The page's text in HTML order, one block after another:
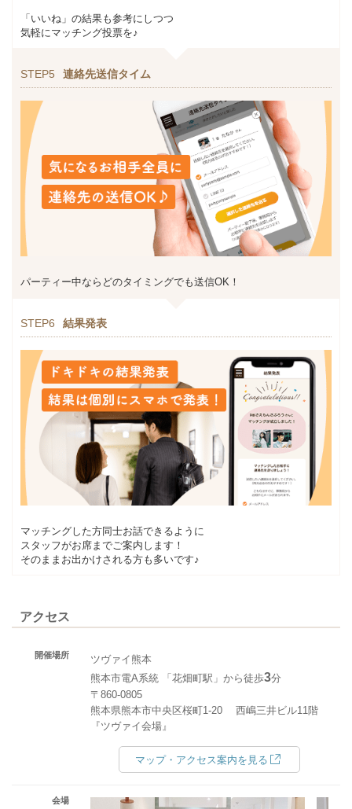
「いいね」の結果も参考にしつつ
気軽にマッチング投票を♪
STEP5 連絡先送信タイム
パーティー中ならどのタイミングでも送信OK！
STEP6 結果発表
マッチングした方同士お話できるように
スタッフがお席までご案内します！
そのままお出かけされる方も多いです♪
アクセス
開催場所
ツヴァイ熊本
熊本市電A系統 「花畑町駅」から徒歩3分
〒860-0805
熊本県熊本市中央区桜町1-20 西嶋三井ビル11階
『ツヴァイ会場』
マップ・アクセス案内を見る
会場